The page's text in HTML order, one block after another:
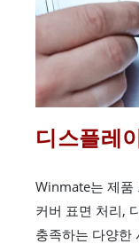
디스플레
Winmate는 제품
커버 표면 처리,
충족하는 다양한